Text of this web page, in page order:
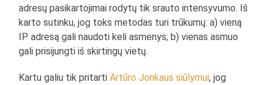
adresų pasikartojimai rodytų tik srauto intensyvumo. Iš
karto sutinku, jog toks metodas turi trūkumų: a) vieną
IP adresą gali naudoti keli asmenys; b) vienas asmuo
gali prisijungti iš skirtingų vietų.
Kartu galiu tik pritartiArtūro Jonkaus siūlymui, jog